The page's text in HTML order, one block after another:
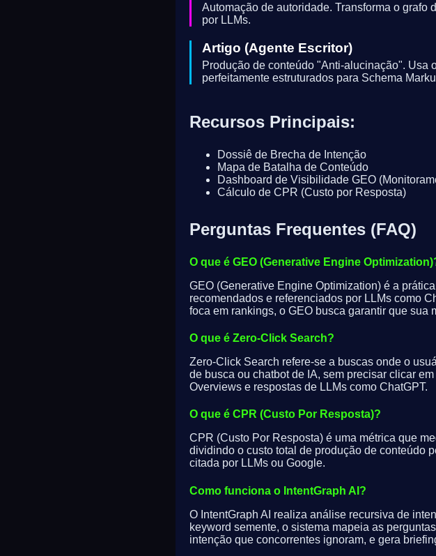
Automação de autoridade. Transforma o grafo
por LLMs.
Artigo (Agente Escritor)
Produção de conteúdo "Anti-alucinação". Usa
perfeitamente estruturados para Schema
Recursos Principais:
Dossiê de Brecha de Intenção
Mapa de Batalha de Conteúdo
Dashboard de Visibilidade GEO
Cálculo de CPR (Custo por Resposta)
Perguntas Frequentes (FAQ)
O que é GEO (Generative Engine
GEO (Generative Engine Optimization) é a
recomendados e referenciados por LLMs como
foca em rankings, o GEO busca garantir que sua
O que é Zero-Click Search?
Zero-Click Search refere-se a buscas onde o
de busca ou chatbot de IA, sem precisar clicar
Overviews e respostas de LLMs como ChatGPT.
O que é CPR (Custo Por Resposta)?
CPR (Custo Por Resposta) é uma métrica que
dividindo o custo total de produção de conteúdo
citada por LLMs ou Google.
Como funciona o IntentGraph AI?
O IntentGraph AI realiza análise recursiva de
keyword semente, o sistema mapeia as
intenção que concorrentes ignoram, e gera